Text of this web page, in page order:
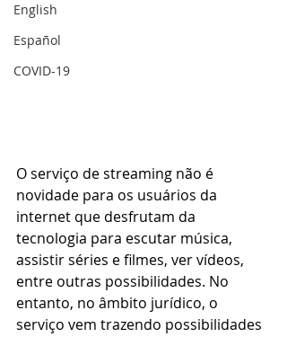
English
Español
COVID-19
O serviço de streaming não é
novidade para os usuários da
internet que desfrutam da
tecnologia para escutar música,
assistir séries e filmes, ver vídeos,
entre outras possibilidades. No
entanto, no âmbito jurídico, o
serviço vem trazendo possibilidades